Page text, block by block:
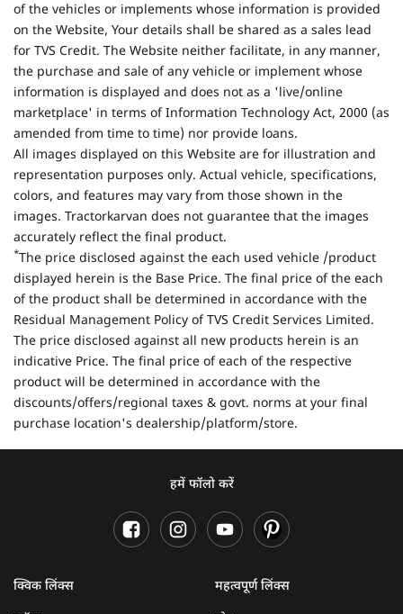
of the vehicles or implements whose information is provided
on the Website, Your details shall be shared as a sales lead
for TVS Credit. The Website neither facilitate, in any manner,
the purchase and sale of any vehicle or implement whose
information is displayed and does not as a 'live/online
marketplace' in terms of Information Technology Act, 2000 (as
amended from time to time) nor provide loans.
All images displayed on this Website are for illustration and
representation purposes only. Actual vehicle, specifications,
colors, and features may vary from those shown in the
images. Tractorkarvan does not guarantee that the images
accurately reflect the final product.
*The price disclosed against the each used vehicle /product
displayed herein is the Base Price. The final price of the each
of the product shall be determined in accordance with the
Residual Management Policy of TVS Credit Services Limited.
The price disclosed against all new products herein is an
indicative Price. The final price of each of the respective
product will be determined in accordance with the
discounts/offers/regional taxes & govt. norms at your final
purchase location's dealership/platform/store.
हमें फॉलो करें
क्विक लिंक्स
महत्वपूर्ण लिंक्स